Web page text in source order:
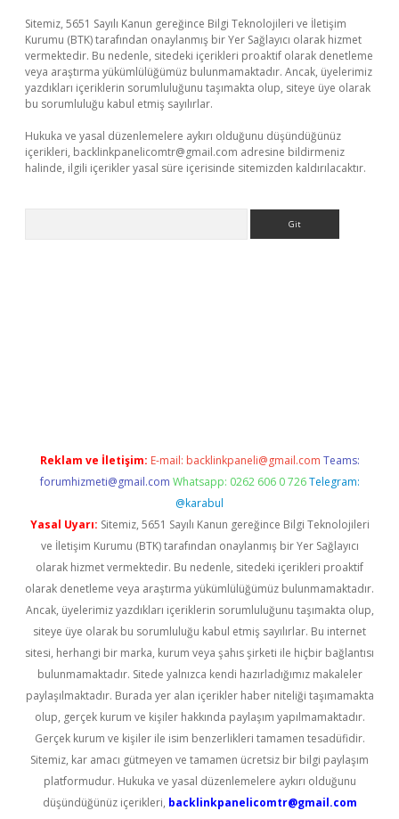
Sitemiz, 5651 Sayılı Kanun gereğince Bilgi Teknolojileri ve İletişim
Kurumu (BTK) tarafından onaylanmış bir Yer Sağlayıcı olarak hizmet
vermektedir. Bu nedenle, sitedeki içerikleri proaktif olarak denetleme
veya araştırma yükümlülüğümüz bulunmamaktadır. Ancak, üyelerimiz
yazdıkları içeriklerin sorumluluğunu taşımakta olup, siteye üye olarak
bu sorumluluğu kabul etmiş sayılırlar.
Hukuka ve yasal düzenlemelere aykırı olduğunu düşündüğünüz
içerikleri, backlinkpanelicomtr@gmail.com adresine bildirmeniz
halinde, ilgili içerikler yasal süre içerisinde sitemizden kaldırılacaktır.
Reklam ve İletişim: E-mail: backlinkpaneli@gmail.com Teams:
forumhizmeti@gmail.com Whatsapp: 0262 606 0 726 Telegram:
@karabul
Yasal Uyarı: Sitemiz, 5651 Sayılı Kanun gereğince Bilgi Teknolojileri
ve İletişim Kurumu (BTK) tarafından onaylanmış bir Yer Sağlayıcı
olarak hizmet vermektedir. Bu nedenle, sitedeki içerikleri proaktif
olarak denetleme veya araştırma yükümlülüğümüz bulunmamaktadır.
Ancak, üyelerimiz yazdıkları içeriklerin sorumluluğunu taşımakta olup,
siteye üye olarak bu sorumluluğu kabul etmiş sayılırlar. Bu internet
sitesi, herhangi bir marka, kurum veya şahıs şirketi ile hiçbir bağlantısı
bulunmamaktadır. Sitede yalnızca kendi hazırladığımız makaleler
paylaşılmaktadır. Burada yer alan içerikler haber niteliği taşımamakta
olup, gerçek kurum ve kişiler hakkında paylaşım yapılmamaktadır.
Gerçek kurum ve kişiler ile isim benzerlikleri tamamen tesadüfidir.
Sitemiz, kar amacı gütmeyen ve tamamen ücretsiz bir bilgi paylaşım
platformudur. Hukuka ve yasal düzenlemelere aykırı olduğunu
düşündüğünüz içerikleri, backlinkpanelicomtr@gmail.com